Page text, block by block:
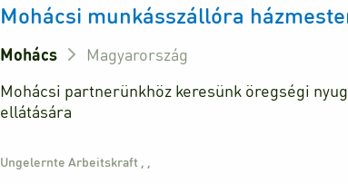
Mohácsi munkásszállóra
Mohács
Magyarország
Mohácsi partnerünkhöz keresünk öregségi
ellátására
Ungelernte Arbeitskraft